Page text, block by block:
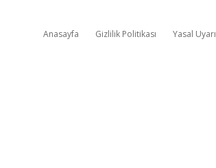
Anasayfa Gizlilik Politikası Yasal Uyarı